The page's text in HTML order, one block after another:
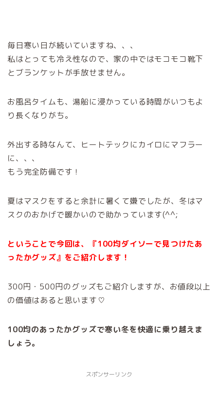
毎日寒い日が続いていますね、、、
私はとっても冷え性なので、家の中ではモコモコ靴下
とブランケットが手放せません。
お風呂タイムも、湯船に浸かっている時間がいつもよ
り長くなりがち。
外出する時なんて、ヒートテックにカイロにマフラー
に、、、
もう完全防備です！
夏はマスクをすると余計に暑くて嫌でしたが、冬はマ
スクのおかげで暖かいので助かっています(^^;
ということで今回は、『100均ダイソーで見つけたあ
ったかグッズ』をご紹介します！
300円・500円のグッズもご紹介しますが、お値段以上
の価値はあると思います♡
100均のあったかグッズで寒い冬を快適に乗り越えま
しょう。
スポンサーリンク